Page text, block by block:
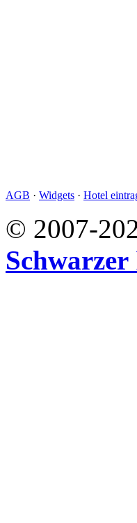
AGB · Widgets · Hotel
© 2007-
Schwarzer